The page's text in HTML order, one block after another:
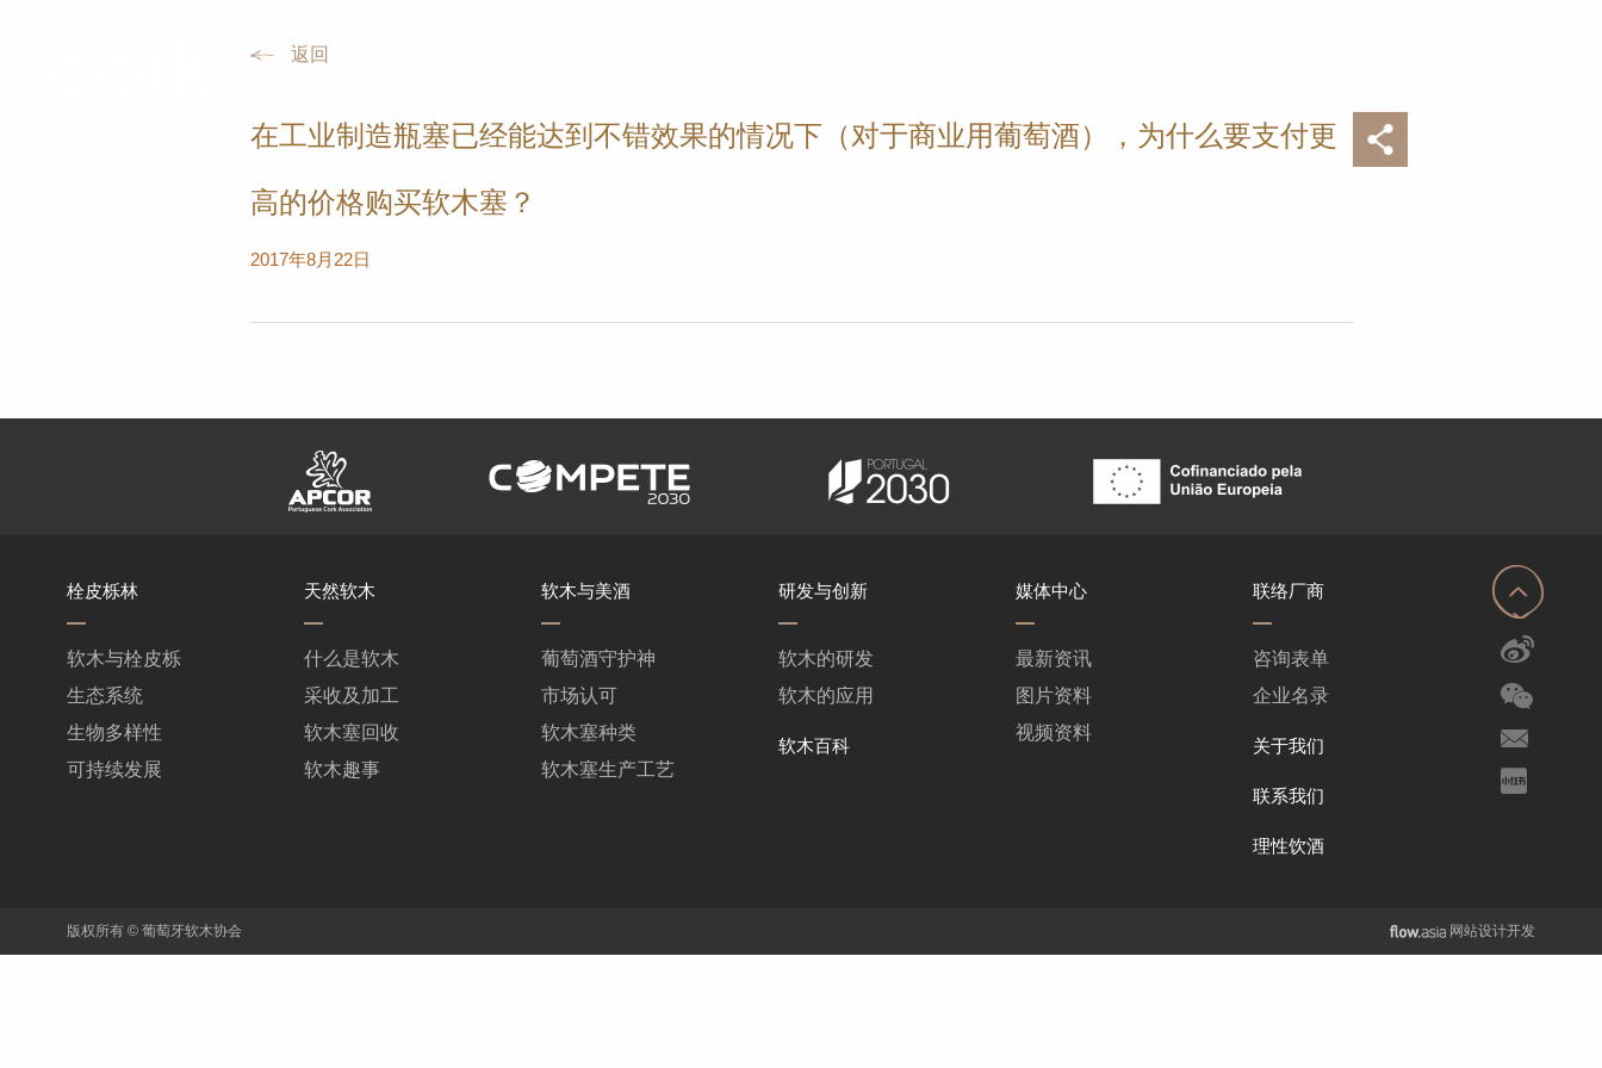
返回
在工业制造瓶塞已经能达到不错效果的情况下（对于商业用葡萄酒），为什么要支付更
高的价格购买软木塞？
2017年8月22日
栓皮栎林
软木与栓皮栎
生态系统
生物多样性
可持续发展
天然软木
什么是软木
采收及加工
软木塞回收
软木趣事
软木与美酒
葡萄酒守护神
市场认可
软木塞种类
软木塞生产工艺
研发与创新
软木的研发
软木的应用
软木百科
媒体中心
最新资讯
图片资料
视频资料
联络厂商
咨询表单
企业名录
关于我们
联系我们
理性饮酒
版权所有 © 葡萄牙软木协会 网站设计开发